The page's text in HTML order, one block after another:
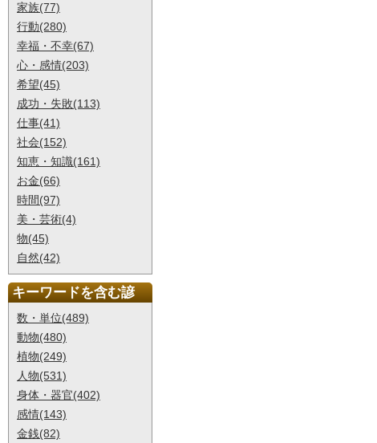
家族(77)
行動(280)
幸福・不幸(67)
心・感情(203)
希望(45)
成功・失敗(113)
仕事(41)
社会(152)
知恵・知識(161)
お金(66)
時間(97)
美・芸術(4)
物(45)
自然(42)
キーワードを含む諺
数・単位(489)
動物(480)
植物(249)
人物(531)
身体・器官(402)
感情(143)
金銭(82)